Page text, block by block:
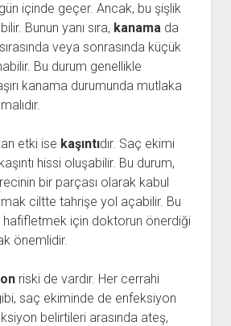
içinde geçer. Ancak, bu şişlik
Bunun yanı sıra, kanamada
veya sonrasında küçük
Bu durum genellikle
kanama durumunda mutlaka
etki ise kaşıntıdır. Saç ekimi
hissi oluşabilir. Bu durum,
bir parçası olarak kabul
ciltte tahrişe yol açabilir. Bu
hafifletmek için doktorun önerdiği
önemlidir.
riski de vardır. Her cerrahi
saç ekiminde de enfeksiyon
belirtileri arasında ateş,